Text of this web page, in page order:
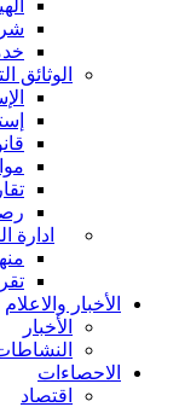
الوثائق
ادارة
الأخبار والاعلام
الأخبار
الاحصاءات
اقتصاد